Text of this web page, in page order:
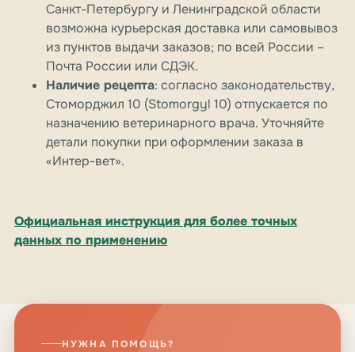
Санкт-Петербургу и Ленинградской области
возможна курьерская доставка или самовывоз
из пунктов выдачи заказов; по всей России –
Почта России или СДЭК.
Наличие рецепта: согласно законодательству,
Стоморджил 10 (Stomorgyl 10) отпускается по
назначению ветеринарного врача. Уточняйте
детали покупки при оформлении заказа в
«Интер-вет».
Официальная инструкция для более точных
данных по применению
НУЖНА ПОМОЩЬ?